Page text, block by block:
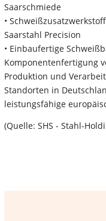
Saarschmiede
•
Saarstahl Precision
• Einbaufertige
Komponentenfertigung
Produktion und
Standorten in
leistungsfähige
(Quelle: SHS - Stahl-